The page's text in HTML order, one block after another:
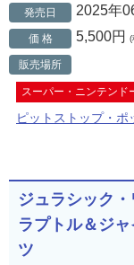
発売日 2025年
価 格 5,500円 (
販売場所
スーパー・ニンテンド
ピットストップ・ポ
ジュラシック
ラプトル＆ジ
ツ